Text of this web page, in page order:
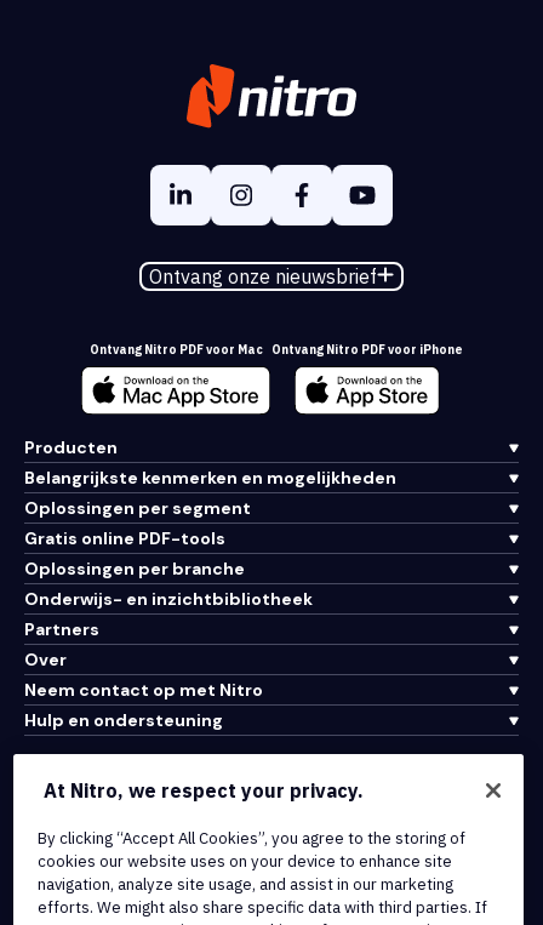
Ontvang onze nieuwsbrief
Ontvang Nitro PDF voor Mac Ontvang Nitro PDF voor iPhone
Producten
Belangrijkste kenmerken en mogelijkheden
Oplossingen per segment
Gratis online PDF-tools
Oplossingen per branche
Onderwijs- en inzichtbibliotheek
Partners
Over
Neem contact op met Nitro
Hulp en ondersteuning
Integraties en API-connectiviteit
Cookiebeleid
Copyrightbeleid
Alle voorwaarden en beleidsmaatregelen
At Nitro, we respect your privacy.
By clicking “Accept All Cookies”, you agree to the storing of
cookies our website uses on your device to enhance site
navigation, analyze site usage, and assist in our marketing
efforts. We might also share specific data with third parties. If